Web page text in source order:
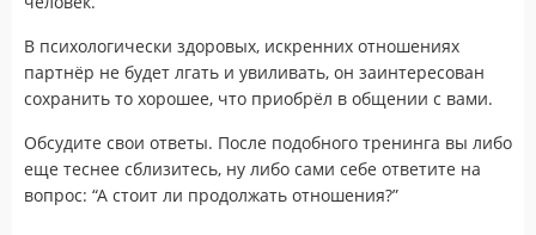
В психологически здоровых, искренних отношениях
партнёр не будет лгать и увиливать, он заинтересован
сохранить то хорошее, что приобрёл в общении с вами.
Обсудите свои ответы. После подобного тренинга вы либо
еще теснее сблизитесь, ну либо сами себе ответите на
вопрос: “А стоит ли продолжать отношения?”